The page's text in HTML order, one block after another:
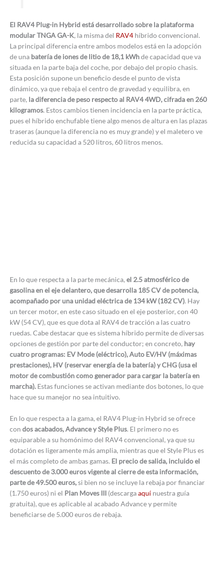
El RAV4 Plug-in Hybrid está desarrollado sobre la plataforma
modular TNGA GA-K, la misma del RAV4 híbrido convencional.
La principal diferencia entre ambos modelos está en la adopción
de una batería de iones de litio de 18,1 kWhde capacidad que va
situada en la parte baja del coche, por debajo del propio chasis.
Esta posición supone un beneficio desde el punto de vista
dinámico, ya que rebaja el centro de gravedad y equilibra, en
parte, la diferencia de peso respecto al RAV4 4WD, cifrada en 260
kilogramos. Estos cambios tienen incidencia en la parte práctica,
pues el híbrido enchufable tiene algo menos de altura en las plazas
traseras (aunque la diferencia no es muy grande) y el maletero ve
reducida su capacidad a 520 litros, 60 litros menos.
En lo que respecta a la parte mecánica, el 2.5 atmosférico de
gasolina en el eje delantero, que desarrolla 185 CV de potencia,
acompañado por una unidad eléctrica de 134 kW (182 CV). Hay
un tercer motor, en este caso situado en el eje posterior, con 40
kW (54 CV), que es que dota al RAV4 de tracción a las cuatro
ruedas. Cabe destacar que es sistema híbrido permite de diversas
opciones de gestión por parte del conductor; en concreto, hay
cuatro programas: EV Mode (eléctrico), Auto EV/HV (máximas
prestaciones), HV (reservar energía de la batería) y CHG (usa el
motor de combustión como generador para cargar la batería en
marcha). Estas funciones se activan mediante dos botones, lo que
hace que su manejor no sea intuitivo.
En lo que respecta a la gama, el RAV4 Plug-in Hybrid se ofrece
con dos acabados, Advance y Style Plus. El primero no es
equiparable a su homónimo del RAV4 convencional, ya que su
dotación es ligeramente más amplia, mientras que el Style Plus es
el más completo de ambas gamas. El precio de salida, incluido el
descuento de 3.000 euros vigente al cierre de esta información,
parte de 49.500 euros,si bien no se incluye la rebaja por financiar
(1.750 euros) ni el Plan Moves III (descargaaquí nuestra guía
gratuita), que es aplicable al acabado Advance y permite
beneficiarse de 5.000 euros de rebaja.